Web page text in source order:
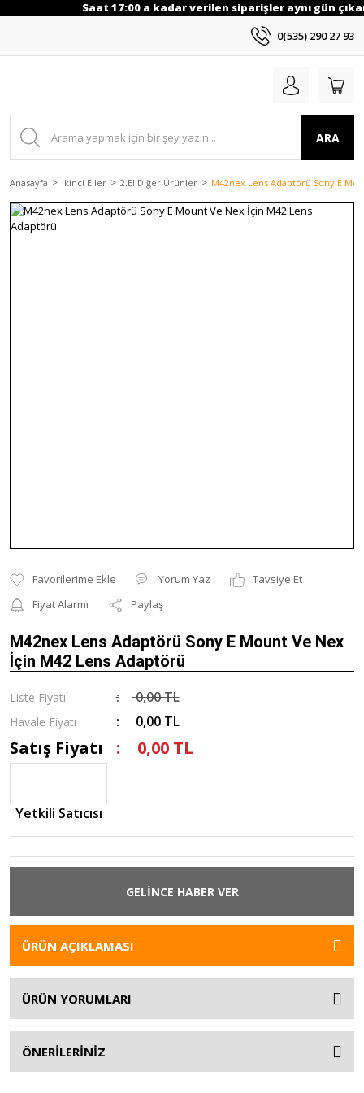
Saat 17:00 a kadar verilen siparişler aynı gün
0(535) 290 27 93
ARA
Anasayfa İkinci Eller 2.El Diğer Ürünler M42nex Lens Adaptörü Sony E
Yorum Yaz
Tavsiye Et
Fiyat Alarmı
Paylaş
M42nex Lens Adaptörü Sony E Mount Ve Nex
İçin M42 Lens Adaptörü
Liste Fiyatı 0,00 TL
Havale Fiyatı 0,00 TL
Satış Fiyatı 0,00 TL
Yetkili Satıcısı
GELİNCE HABER VER
ÜRÜN AÇIKLAMASI
ÜRÜN YORUMLARI
ÖNERİLERİNİZ